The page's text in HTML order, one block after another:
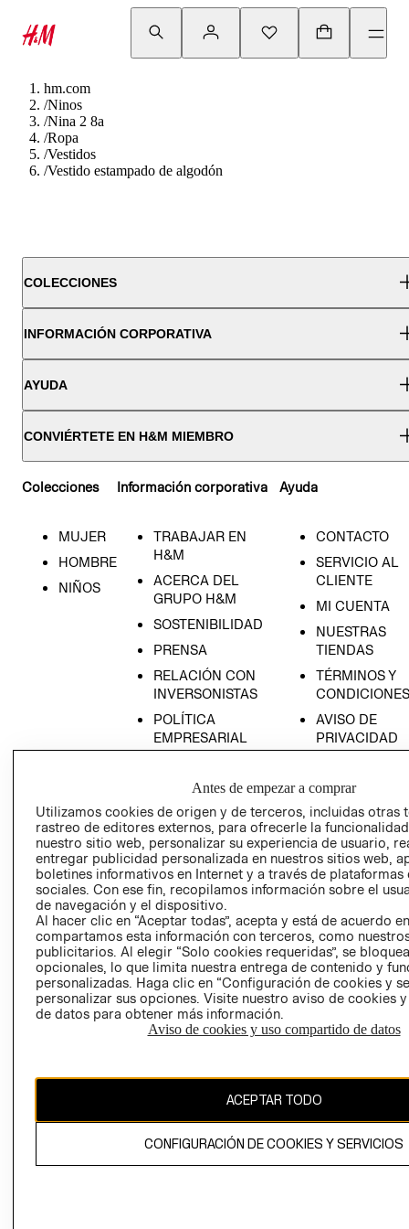
hm.com
/Ninos
/Nina 2 8a
/Ropa
/Vestidos
/Vestido estampado de algodón
COLECCIONES
INFORMACIÓN CORPORATIVA
AYUDA
CONVIÉRTETE EN H&M MIEMBRO
Colecciones
MUJER
HOMBRE
NIÑOS
Información corporativa
TRABAJAR EN
H&M
ACERCA DEL
GRUPO H&M
SOSTENIBILIDAD
PRENSA
RELACIÓN CON
INVERSONISTAS
POLÍTICA
EMPRESARIAL
Ayuda
CONTACTO
SERVICIO AL
CLIENTE
MI CUENTA
NUESTRAS
TIENDAS
TÉRMINOS Y
CONDICIONES
AVISO DE
PRIVACIDAD
AVISO DE
COOKIES
LIBRO DE
Ecuador ($)
CAMBIAR REGIÓN
El contenido de esta página web está protegido por copyright y es
propiedad de H&M Hennes & Mauritz AB.
Antes de empezar a comprar
Utilizamos cookies de origen y de terceros, incluidas otras
rastreo de editores externos, para ofrecerle la
nuestro sitio web, personalizar su experiencia de usuario,
entregar publicidad personalizada en nuestros sitios web,
boletines informativos en Internet y a través de plataformas
sociales. Con ese fin, recopilamos información sobre el
de navegación y el dispositivo.
Al hacer clic en “Aceptar todas”, acepta y está de acuerdo
compartamos esta información con terceros, como
publicitarios. Al elegir “Solo cookies requeridas”, se
opcionales, lo que limita nuestra entrega de contenido y
personalizadas. Haga clic en “Configuración de cookies y
personalizar sus opciones. Visite nuestro aviso de cookies
de datos para obtener más información.
Aviso de cookies y uso compartido de datos
ACEPTAR TODO
CONFIGURACIÓN DE COOKIES Y SERVICIOS